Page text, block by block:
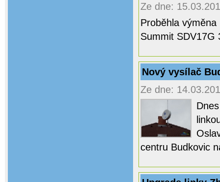
Ze dne:
Proběhla
Summit
Nový vysílač
Ze dne:
centru Budkovic